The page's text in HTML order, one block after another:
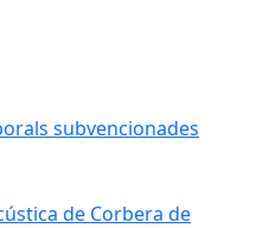
subvencionades
de Corbera de